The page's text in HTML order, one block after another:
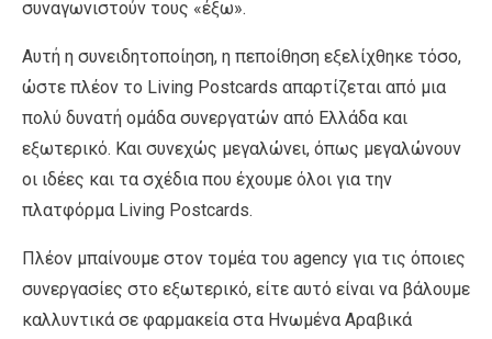
συναγωνιστούν τους «έξω».
Αυτή η συνειδητοποίηση, η πεποίθηση εξελίχθηκε τόσο,
ώστε πλέον το Living Postcards απαρτίζεται από μια
πολύ δυνατή ομάδα συνεργατών από Ελλάδα και
εξωτερικό. Και συνεχώς μεγαλώνει, όπως μεγαλώνουν
οι ιδέες και τα σχέδια που έχουμε όλοι για την
πλατφόρμα Living Postcards.
Πλέον μπαίνουμε στον τομέα του agency για τις όποιες
συνεργασίες στο εξωτερικό, είτε αυτό είναι να βάλουμε
καλλυντικά σε φαρμακεία στα Ηνωμένα Αραβικά